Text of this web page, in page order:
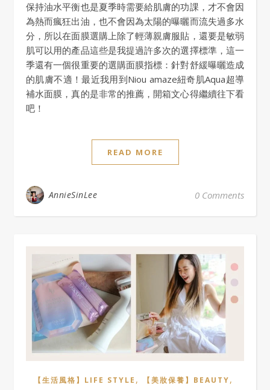
保持油水平衡也是夏季時需要給肌膚的功課，才不會因
為熱而瘋狂出油，也不會因為太陽的曝曬而流失過多水
分，所以在面膜選購上除了輕薄親膚服貼，還要是敏弱
肌可以用的產品這些是我提過許多次的選擇標準，這一
季還有一個很重要的選購面膜指標：針對舒緩曝曬造成
的肌膚不適！最近我用到Niou amaze紐奇肌Aqua超導
補水面膜，真的是非常的推薦，開箱文心得繼續往下看
吧！
READ MORE
AnnieSinLee 0 Comments
【生活風格】LIFE STYLE , 【美妝保養】BEAUTY,